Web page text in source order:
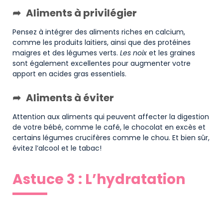
Aliments à privilégier
Pensez à intégrer des aliments riches en calcium,
comme les produits laitiers, ainsi que des protéines
maigres et des légumes verts. Les noix et les graines
sont également excellentes pour augmenter votre
apport en acides gras essentiels.
Aliments à éviter
Attention aux aliments qui peuvent affecter la digestion
de votre bébé, comme le café, le chocolat en excès et
certains légumes crucifères comme le chou. Et bien sûr,
évitez l’alcool et le tabac!
Astuce 3 : L’hydratation